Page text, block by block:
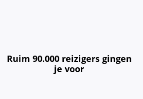
Ruim 90.000 reizigers gingen
je voor